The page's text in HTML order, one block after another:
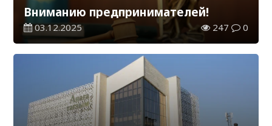
Вниманию предпринимателей!
03.12.2025 247 0